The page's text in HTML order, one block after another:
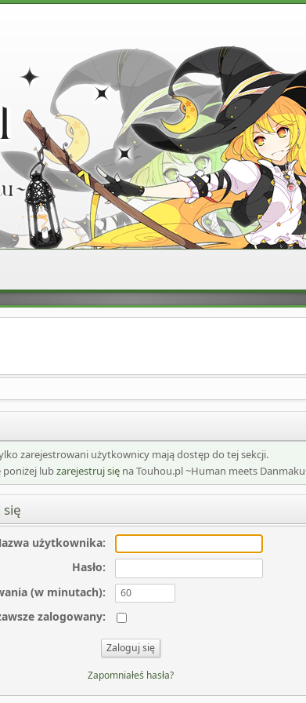
zarejestrowani użytkownicy mają dostęp do tej sekcji.
poniżej lubzarejestruj sięna Touhou.pl ~Human meets
użytkownika:
Hasło:
(w minutach):
zalogowany:
Zapomniałeś hasła?